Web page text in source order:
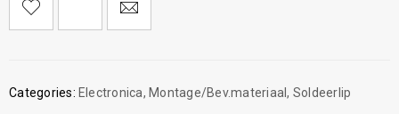
Categories: Electronica, Montage/Bev.materiaal, Soldeerlip